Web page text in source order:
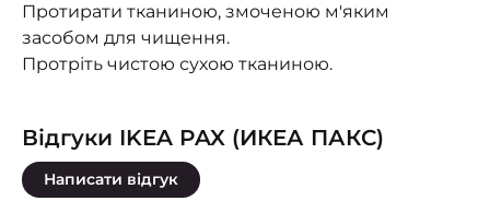
Протирати тканиною, змоченою м'яким
засобом для чищення.
Протріть чистою сухою тканиною.
Відгуки IKEA PAX (ИКЕА ПАКС)
Написати відгук